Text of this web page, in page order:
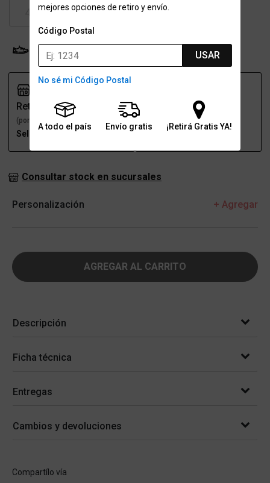
mejores opciones de retiro y envío.
Código Postal
USAR
No sé mi Código Postal
A todo el país Envío gratis ¡Retirá Gratis YA!
48.5
Probador Virtual
Retiro
(por una sucursal)
Seleccioná talle Seleccioná talle
Consultar stock en sucursales
Personalización + Agregar
AGREGAR AL CARRITO
Descripción
Ficha técnica
Entregas
Cambios y devoluciones
Compartílo vía